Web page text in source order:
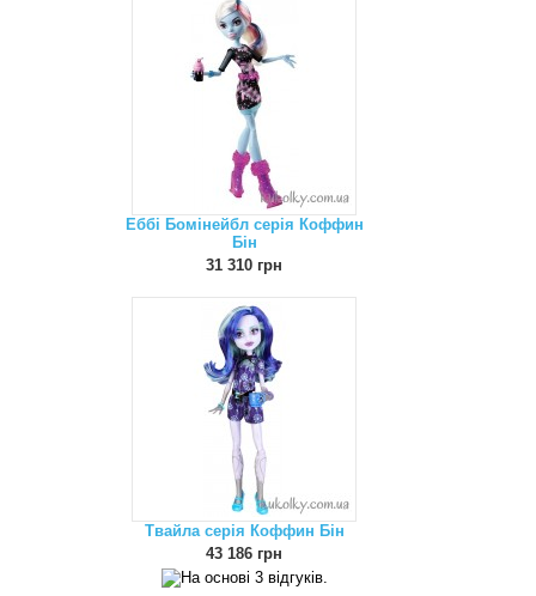
Еббі Бомінейбл серія Коффин
Бін
31 310 грн
Твайла серія Коффин Бін
43 186 грн